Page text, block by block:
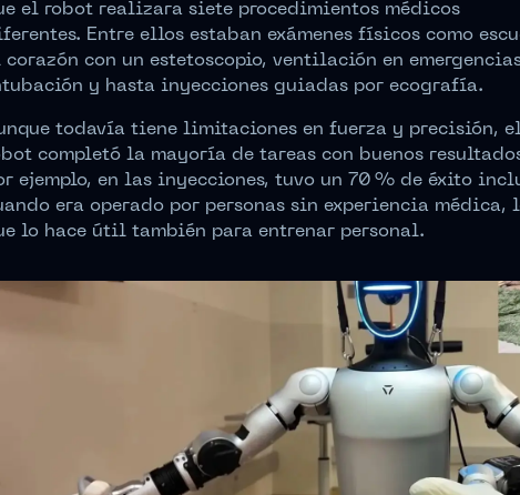
el robot realizara siete procedimientos médicos
Entre ellos estaban exámenes físicos como
corazón con un estetoscopio, ventilación en
y hasta inyecciones guiadas por ecografía.
todavía tiene limitaciones en fuerza y precisión,
completó la mayoría de tareas con buenos
ejemplo, en las inyecciones, tuvo un 70 % de éxito
era operado por personas sin experiencia médica,
lo hace útil también para entrenar personal.